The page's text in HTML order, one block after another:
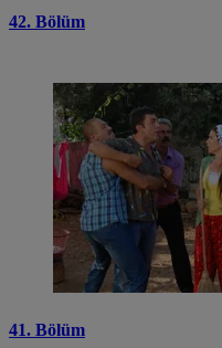
42. Bölüm
41. Bölüm